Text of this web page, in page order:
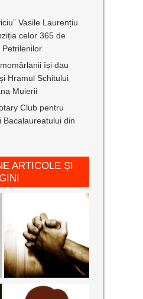
Vasile Laurențiu
celor 365 de
își dau
Hramul Schitului
Muierii
Club pentru
Bacalaureatului din
ARTICOLE ȘI